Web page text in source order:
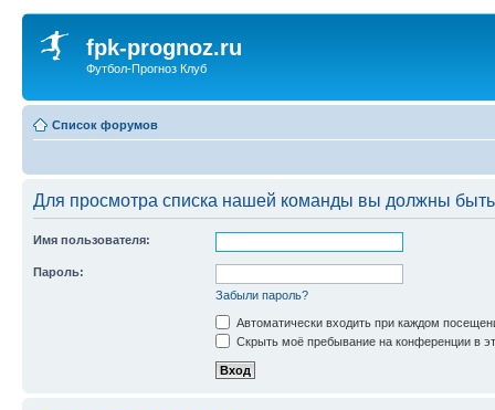
fpk-prognoz.ru
Футбол-Прогноз Клуб
Список форумов
Для просмотра списка нашей команды вы должны
Имя пользователя:
Пароль:
Забыли пароль?
Автоматически входить при каждом
Скрыть моё пребывание на конференции в